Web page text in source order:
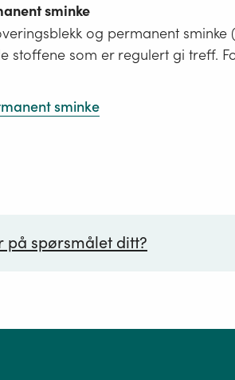
sminke
og permanent sminke
stoffene som er regulert gi treff.
sminke
på spørsmålet ditt?